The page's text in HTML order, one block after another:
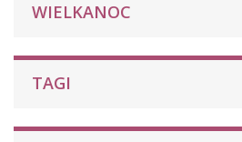
WIELKANOC
TAGI